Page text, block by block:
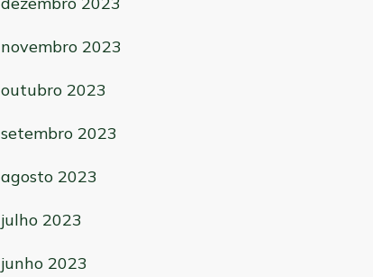
novembro 2023
outubro 2023
setembro 2023
agosto 2023
julho 2023
junho 2023